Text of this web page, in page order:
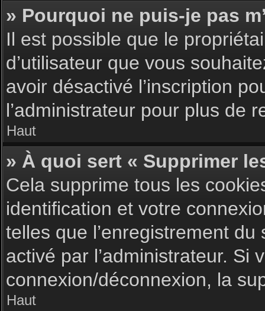
» Pourquoi ne puis-je pas
Il est possible que le
d’utilisateur que vous
avoir désactivé l’inscription
l’administrateur pour plus de
Haut
» À quoi sert « Supprimer
Cela supprime tous les
identification et votre
telles que l’enregistrement
activé par l’administrateur. Si
connexion/déconnexion, la
Haut